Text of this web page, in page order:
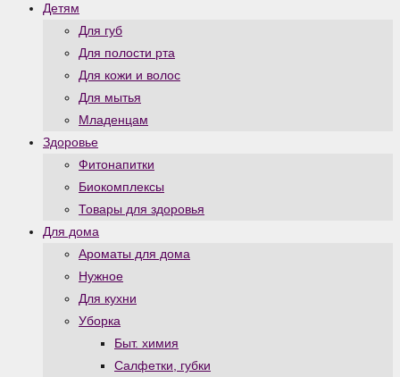
Детям
Для губ
Для полости рта
Для кожи и волос
Для мытья
Младенцам
Здоровье
Фитонапитки
Биокомплексы
Товары для здоровья
Для дома
Ароматы для дома
Нужное
Для кухни
Уборка
Быт. химия
Салфетки, губки